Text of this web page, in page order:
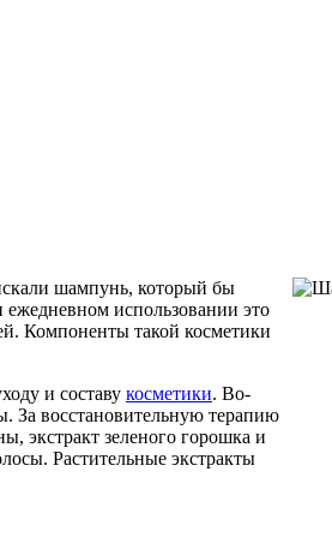
шампунь, который бы
ежедневном использовании это
Компоненты такой косметики
и составу косметики. Во-
За восстановительную терапию
экстракт зеленого горошка и
Растительные экстракты